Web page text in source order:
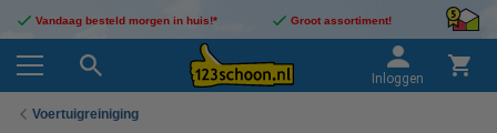
Vandaag besteld morgen in huis!* Groot assortiment!
Inloggen
Voertuigreiniging